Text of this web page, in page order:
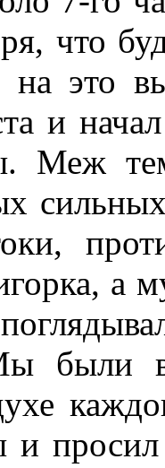
что
на это
и
Меж
а
были в
и